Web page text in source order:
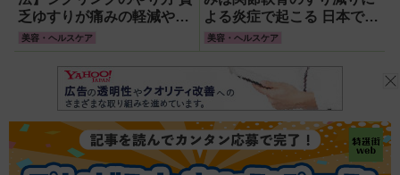
乏ゆすりが痛みの軽減や軟
骨再生の可能性も期待でき
美容・ヘルスケア
よる炎症で起こる 日本では
40～50代の女性に多く発症
美容・ヘルスケア